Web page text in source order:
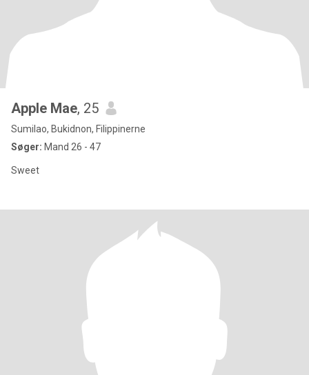
Apple Mae, 25
Sumilao, Bukidnon, Filippinerne
Søger: Mand 26 - 47
Sweet